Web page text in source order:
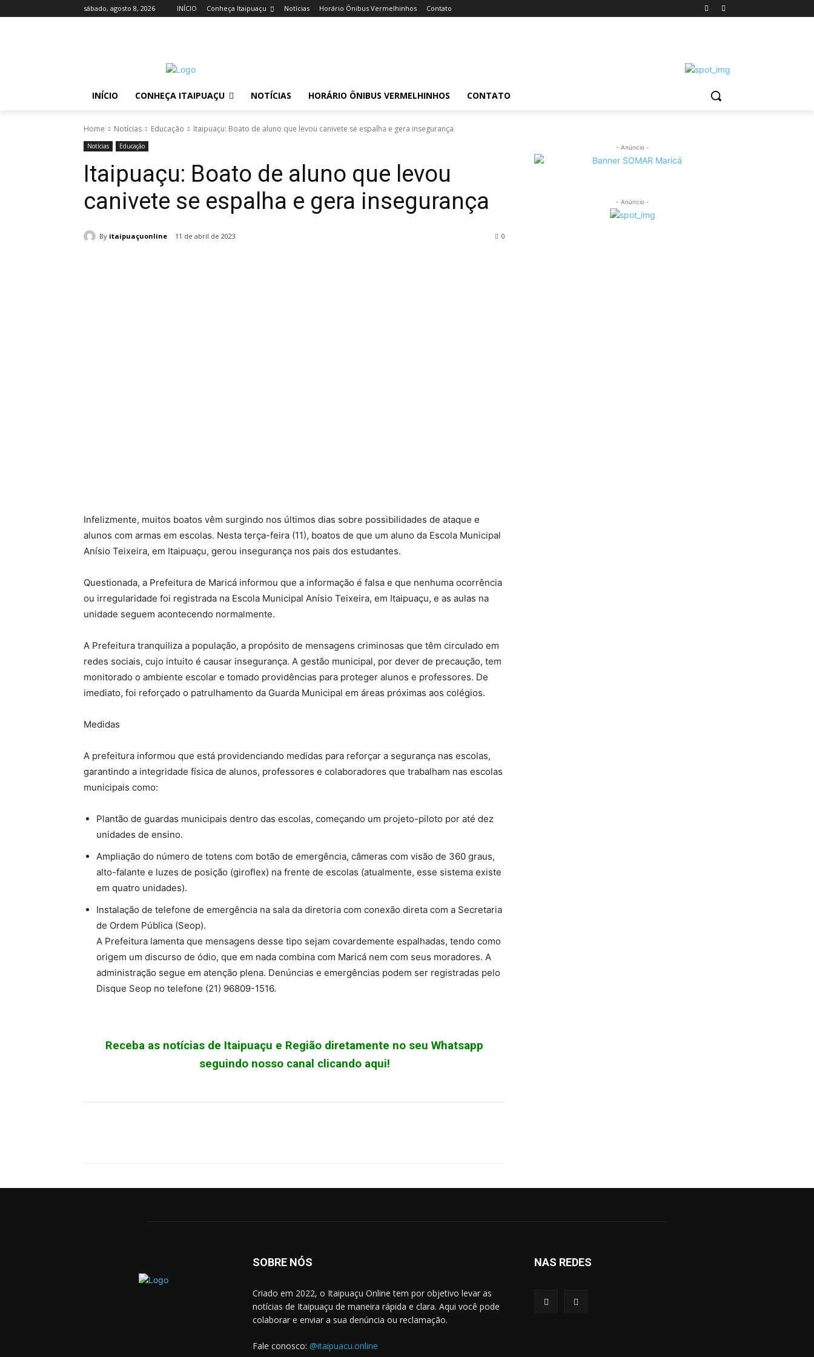
sábado, agosto 8, 2026 INÍCIO Conheça Itaipuaçu Notícias Horário Ônibus Vermelhinhos Contato
INÍCIO CONHEÇA ITAIPUAÇU NOTÍCIAS HORÁRIO ÔNIBUS VERMELHINHOS CONTATO
Home Notícias Educação Itaipuaçu: Boato de aluno que levou canivete se espalha e gera insegurança
Notícias Educação
Itaipuaçu: Boato de aluno que levou
canivete se espalha e gera insegurança
By itaipuaçuonline 11 de abril de 2023 0
Infelizmente, muitos boatos vêm surgindo nos últimos dias sobre possibilidades de ataque e
alunos com armas em escolas. Nesta terça-feira (11), boatos de que um aluno da Escola Municipal
Anísio Teixeira, em Itaipuaçu, gerou insegurança nos pais dos estudantes.
Questionada, a Prefeitura de Maricá informou que a informação é falsa e que nenhuma ocorrência
ou irregularidade foi registrada na Escola Municipal Anísio Teixeira, em Itaipuaçu, e as aulas na
unidade seguem acontecendo normalmente.
A Prefeitura tranquiliza a população, a propósito de mensagens criminosas que têm circulado em
redes sociais, cujo intuito é causar insegurança. A gestão municipal, por dever de precaução, tem
monitorado o ambiente escolar e tomado providências para proteger alunos e professores. De
imediato, foi reforçado o patrulhamento da Guarda Municipal em áreas próximas aos colégios.
Medidas
A prefeitura informou que está providenciando medidas para reforçar a segurança nas escolas,
garantindo a integridade física de alunos, professores e colaboradores que trabalham nas escolas
municipais como:
Plantão de guardas municipais dentro das escolas, começando um projeto-piloto por até dez
unidades de ensino.
Ampliação do número de totens com botão de emergência, câmeras com visão de 360 graus,
alto-falante e luzes de posição (giroflex) na frente de escolas (atualmente, esse sistema existe
em quatro unidades).
Instalação de telefone de emergência na sala da diretoria com conexão direta com a Secretaria
de Ordem Pública (Seop).
A Prefeitura lamenta que mensagens desse tipo sejam covardemente espalhadas, tendo como
origem um discurso de ódio, que em nada combina com Maricá nem com seus moradores. A
administração segue em atenção plena. Denúncias e emergências podem ser registradas pelo
Disque Seop no telefone (21) 96809-1516.
Receba as notícias de Itaipuaçu e Região diretamente no seu Whatsapp
seguindo nosso canal clicando aqui!
- Anúncio -
- Anúncio -
SOBRE NÓS
Criado em 2022, o Itaipuaçu Online tem por objetivo levar as
notícias de Itaipuaçu de maneira rápida e clara. Aqui você pode
colaborar e enviar a sua denúncia ou reclamação.
Fale conosco: @itaipuacu.online
NAS REDES